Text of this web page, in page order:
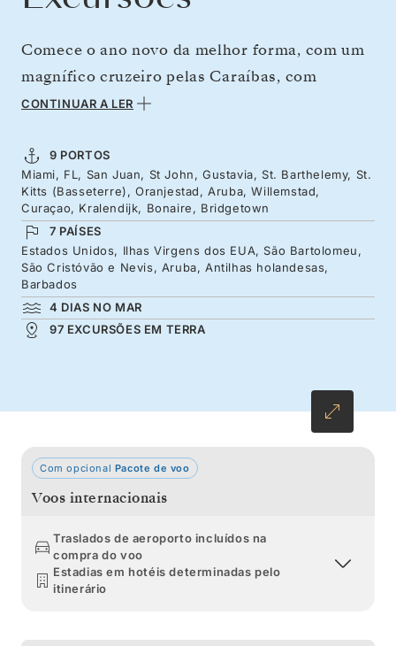
Comece o ano novo da melhor forma, com um
magnífico cruzeiro pelas Caraíbas, com
partida da radiante costa da Flórida em
brisas suaves e luxo descontraído. Navegue
por entre ilhas carismáticas, com as suas ruas
em tons pastel que parecem ter sido tiradas de
um sonho, e magníficas praias alinhadas por
palmeiras. Pratique mergulho nas águas
cristalinas, saboreie especiarias como canela e
baunilha ou sinta os sabores picantes dos
pratos da região. À medida que explora os
CONTINUAR A LER
9 PORTOS
Miami, FL, San Juan, St John, Gustavia, St. Barthelemy, St.
Kitts (Basseterre), Oranjestad, Aruba, Willemstad,
Curaçao, Kralendijk, Bonaire, Bridgetown
7 PAÍSES
Estados Unidos, Ilhas Virgens dos EUA, São Bartolomeu,
São Cristóvão e Nevis, Aruba, Antilhas holandesas,
Barbados
4 DIAS NO MAR
97 EXCURSÕES EM TERRA
Com opcional Pacote de voo
Voos internacionais
Traslados de aeroporto incluídos na
compra do voo
Estadias em hotéis determinadas pelo
itinerário